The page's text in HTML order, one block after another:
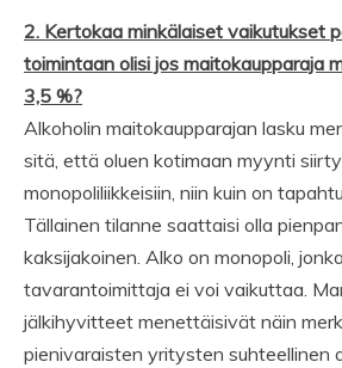
2. Kertokaa minkälaiset vaikutukset
toimintaan olisi jos maitokaupparaja
3,5 %?
Alkoholin maitokaupparajan lasku
sitä, että oluen kotimaan myynti
monopoliliikkeisiin, niin kuin on
Tällainen tilanne saattaisi olla
kaksijakoinen. Alko on monopoli,
tavarantoimittaja ei voi vaikuttaa.
jälkihyvitteet menettäisivät näin
pienivaraisten yritysten suhteellinen